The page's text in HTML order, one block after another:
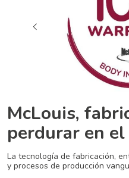
McLouis,
perdurar en
La tecnología de fabricación,
y procesos de producción